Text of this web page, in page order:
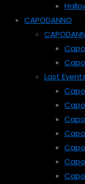
CAPODANNO
Last